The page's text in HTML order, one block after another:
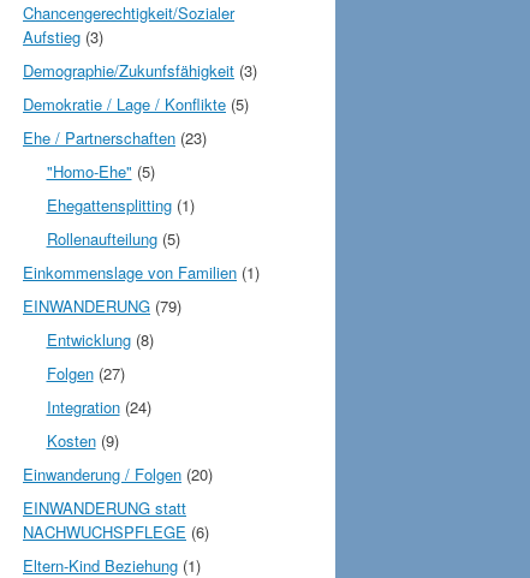
Chancengerechtigkeit/Sozialer
Aufstieg (3)
Demographie/Zukunfsfähigkeit (3)
Demokratie / Lage / Konflikte (5)
Ehe / Partnerschaften (23)
"Homo-Ehe" (5)
Ehegattensplitting(1)
Rollenaufteilung(5)
Einkommenslage von Familien (1)
EINWANDERUNG (79)
Entwicklung(8)
Folgen(27)
Integration(24)
Kosten(9)
Einwanderung / Folgen (20)
EINWANDERUNG statt
NACHWUCHSPFLEGE (6)
Eltern-Kind Beziehung (1)